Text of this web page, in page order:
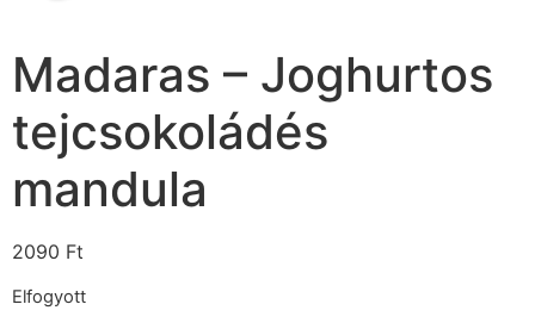
Madaras – Joghurtos
tejcsokoládés
mandula
2090 Ft
Elfogyott